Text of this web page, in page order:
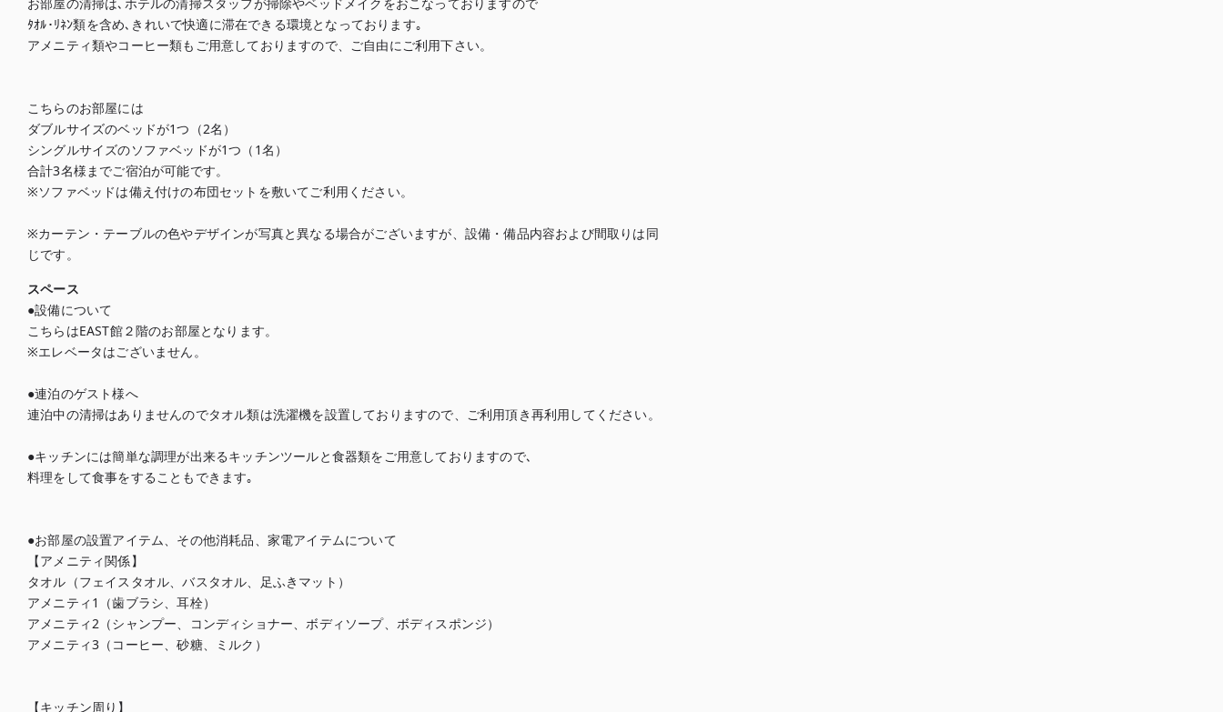
ﾀｵﾙ･ﾘﾈﾝ類を含め､きれいで快適に滞在できる環境となっております｡
アメニティ類やコーヒー類もご用意しておりますので、ご自由にご利用下さい。
こちらのお部屋には
ダブルサイズのベッドが1つ（2名）
シングルサイズのソファベッドが1つ（1名）
合計3名様までご宿泊が可能です。
※ソファベッドは備え付けの布団セットを敷いてご利用ください。
※カーテン・テーブルの色やデザインが写真と異なる場合がございますが、設備・備品内容および間取りは同
じです。
スペース
●設備について
こちらはEAST館２階のお部屋となります。
※エレベータはございません。
●連泊のゲスト様へ
連泊中の清掃はありませんのでタオル類は洗濯機を設置しておりますので、ご利用頂き再利用してください。
●キッチンには簡単な調理が出来るキッチンツールと食器類をご用意しておりますので､
料理をして食事をすることもできます｡
●お部屋の設置アイテム、その他消耗品、家電アイテムについて
【アメニティ関係】
タオル（フェイスタオル、バスタオル、足ふきマット）
アメニティ1（歯ブラシ、耳栓）
アメニティ2（シャンプー、コンディショナー、ボディソープ、ボディスポンジ）
アメニティ3（コーヒー、砂糖、ミルク）
【キッチン周り】